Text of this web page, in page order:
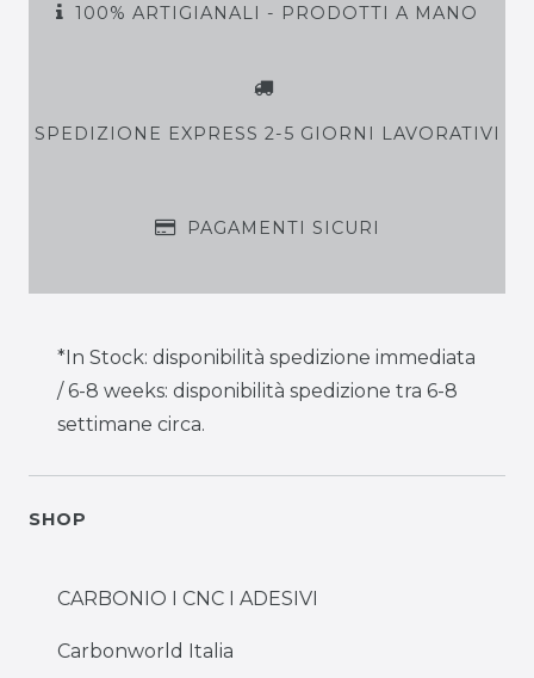
100% ARTIGIANALI - PRODOTTI A MANO
SPEDIZIONE EXPRESS 2-5 GIORNI LAVORATIVI
PAGAMENTI SICURI
*In Stock: disponibilità spedizione immediata
/ 6-8 weeks: disponibilità spedizione tra 6-8
settimane circa.
SHOP
CARBONIO I CNC I ADESIVI
Carbonworld Italia